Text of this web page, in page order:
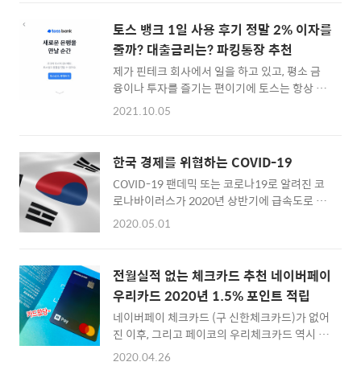
계약금과 같은 다른 큰 목표를 위해 저축하기 위
해 투자할 수도 있..
후 제로금리 시대가 끝나고... 2%를 넘어서 슬
슬 3% 금리 시대에 접어든 것 같습니다. 카카오
뱅크의 자유적금 이자도 2022년 6월 기준으로
2.6%이고, 케이뱅크에서도 챌린지박스가 3%
이자를 누릴 수 있기 때문에 토스가 야심차게 내
놓았던 2% 파킹통장도 슬슬 빛바래고 있었는
내놓은 대답은 게임처럼 즐기는 적금인 것 같습
니다. 매일 주는 이자를 수취하고 나니, 다마고
치를 연상..
토스 뱅크 1일 사용 후기 정말 2% 이자를
줄까? 대출금리는? 파킹통장 추천
제가 핀테크 회사에서 일을 하고 있고, 평소 금
융이나 투자를 즐기는 편이기에 토스는 항상 주
목하고 있는 서비스 인데요. 이번에는 토스 뱅크
파격적인 금리의 파킹 통장을 제공하기에, 여타
다른 은행들의 파킹 통장 자금을 모두 끌고 오는
것은 매우 쉬워 보입니다. (문제는 얼마나 이걸
오래 유지하느냐... 일 것 같긴 합니다만) 제 경
우은 100등 정도에서 대기를 타고 있었기에,
지 않더군요. :) 토스뱅크 시작하기 일단 토스뱅
크 통장만들기는 간단하게 약관동의와 기본 정
보를 확인하고, 본인인증을 하고, 신분증확인을
하더군요. ..
2021.10.05
한국 경제를 위협하는 COVID-19
COVID-19 팬데믹 또는 코로나19로 알려진 코
로나바이러스가 2020년 상반기에 급속도로 확
대됨으로써 전세계에 수십만명을 감염시켰고,
로나19 팬데믹은 중국 우한에서 시작되었고 수
주 내에 가장 심한 타격을 받은 이탈리아에서 확
진자가 나오며 유럽 전역에 심각한 아웃브레이
크를 초래한 이후... 결국 미국, 호주 및 남미까
지 건너가 발생하고 있는데요. 감염되지 않은 사
람들은 자가격리를 위해 실내에 머물러야 했습
2020.05.01
전월실적 없는 체크카드 추천 네이버페이
우리카드 2020년 1.5% 포인트 적립
네이버페이 체크카드 (구 신한체크카드)가 없어
진 이후, 그리고 페이코의 우리체크카드 역시 단
종되었기에 무실적으로 1% 이상 포인트 적립
2020.04.26